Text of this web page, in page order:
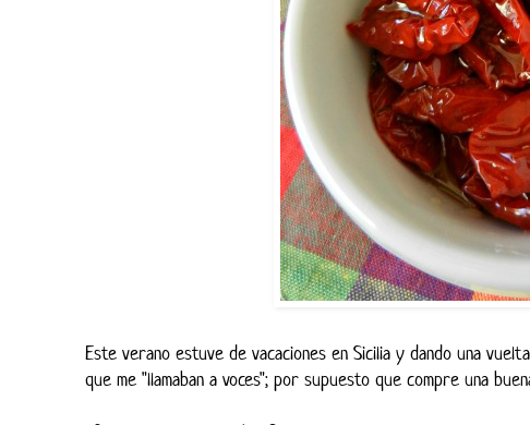
Este verano estuve de vacaciones en Sicilia y dando una
que me "llamaban a voces"; por supuesto que compre una